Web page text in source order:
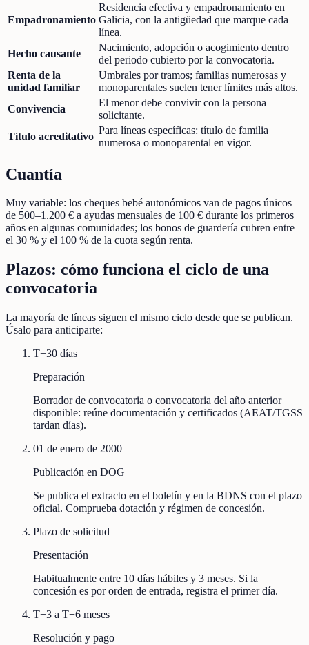
Empadronamiento
Residencia efectiva y empadronamiento en
Galicia, con la antigüedad que marque cada
línea.
Hecho causante
Nacimiento, adopción o acogimiento dentro
del periodo cubierto por la convocatoria.
Renta de la
unidad familiar
Umbrales por tramos; familias numerosas y
monoparentales suelen tener límites más altos.
Convivencia
El menor debe convivir con la persona
solicitante.
Título acreditativo
Para líneas específicas: título de familia
numerosa o monoparental en vigor.
Cuantía
Muy variable: los cheques bebé autonómicos van de pagos únicos
de 500–1.200 € a ayudas mensuales de 100 € durante los primeros
años en algunas comunidades; los bonos de guardería cubren entre
el 30 % y el 100 % de la cuota según renta.
Plazos: cómo funciona el ciclo de una
convocatoria
La mayoría de líneas siguen el mismo ciclo desde que se publican.
Úsalo para anticiparte:
T−30 días
Preparación
Borrador de convocatoria o convocatoria del año anterior
disponible: reúne documentación y certificados (AEAT/TGSS
tardan días).
01 de enero de 2000
Publicación en DOG
Se publica el extracto en el boletín y en la BDNS con el plazo
oficial. Comprueba dotación y régimen de concesión.
Plazo de solicitud
Presentación
Habitualmente entre 10 días hábiles y 3 meses. Si la
concesión es por orden de entrada, registra el primer día.
T+3 a T+6 meses
Resolución y pago